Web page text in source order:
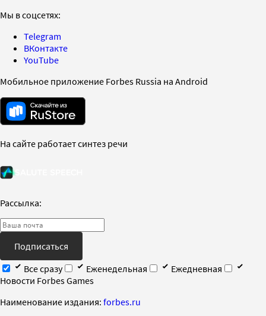
Мы в соцсетях:
Telegram
ВКонтакте
YouTube
Мобильное приложение Forbes Russia на Android
На сайте работает синтез речи
Рассылка:
Подписаться
Все сразу
Еженедельная
Ежедневная
Новости Forbes Games
Наименование издания: forbes.ru